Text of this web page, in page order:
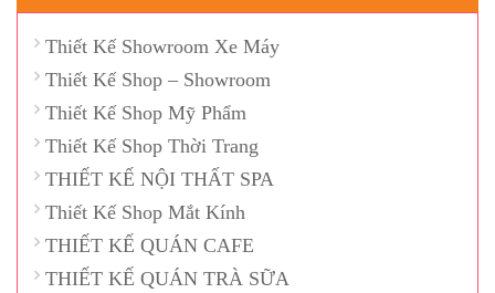
Thiết Kế Showroom Xe Máy
Thiết Kế Shop – Showroom
Thiết Kế Shop Mỹ Phẩm
Thiết Kế Shop Thời Trang
THIẾT KẾ NỘI THẤT SPA
Thiết Kế Shop Mắt Kính
THIẾT KẾ QUÁN CAFE
THIẾT KẾ QUÁN TRÀ SỮA